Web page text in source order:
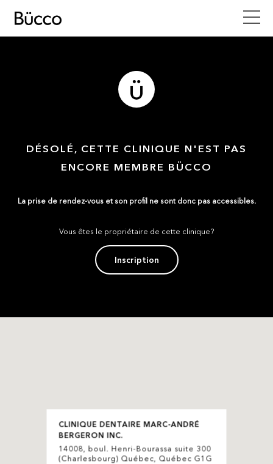
DÉSOLÉ, CETTE CLINIQUE N'EST PAS
ENCORE MEMBRE BÜCCO
La prise de rendez-vous et son profil ne sont donc pas accessibles.
Vous êtes le propriétaire de cette clinique?
Inscription
CLINIQUE DENTAIRE MARC-ANDRÉ
BERGERON INC.
14008, boul. Henri-Bourassa suite 300
(Charlesbourg) Québec, Québec G1G